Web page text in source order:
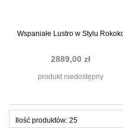
Wspaniałe Lustro w Stylu
2889,00 zł
produkt niedostępny
Ilość produktów: 25